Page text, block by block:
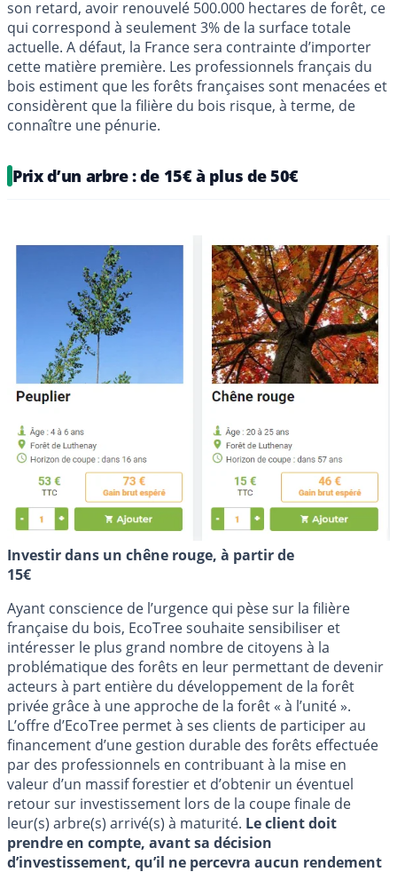
son retard, avoir renouvelé 500.000 hectares de forêt, ce
qui correspond à seulement 3% de la surface totale
actuelle. A défaut, la France sera contrainte d’importer
cette matière première. Les professionnels français du
bois estiment que les forêts françaises sont menacées et
considèrent que la filière du bois risque, à terme, de
connaître une pénurie.
Prix d’un arbre : de 15€ à plus de 50€
Investir dans un chêne rouge, à partir de
15€
Ayant conscience de l’urgence qui pèse sur la filière
française du bois, EcoTree souhaite sensibiliser et
intéresser le plus grand nombre de citoyens à la
problématique des forêts en leur permettant de devenir
acteurs à part entière du développement de la forêt
privée grâce à une approche de la forêt « à l’unité ».
L’offre d’EcoTree permet à ses clients de participer au
financement d’une gestion durable des forêts effectuée
par des professionnels en contribuant à la mise en
valeur d’un massif forestier et d’obtenir un éventuel
retour sur investissement lors de la coupe finale de
leur(s) arbre(s) arrivé(s) à maturité. Le client doit
prendre en compte, avant sa décision
d’investissement, qu’il ne percevra aucun rendement